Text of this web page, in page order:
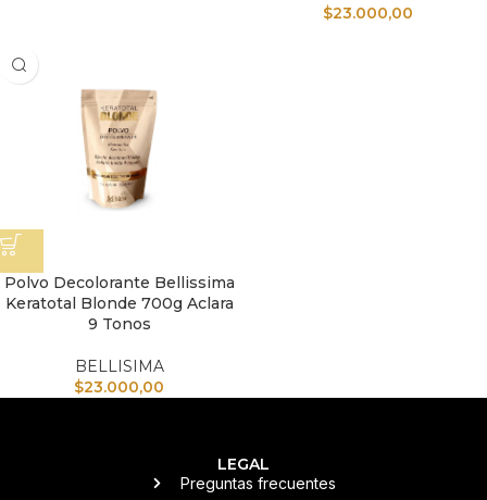
$23.000,00
Polvo Decolorante Bellissima
Keratotal Blonde 700g Aclara
9 Tonos
BELLISIMA
$23.000,00
LEGAL
Preguntas frecuentes